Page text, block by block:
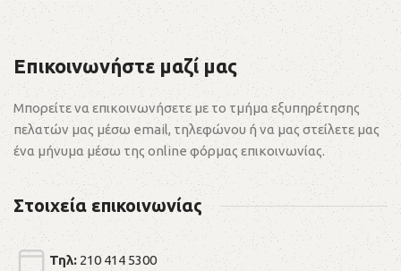
Επικοινωνήστε μαζί μας
Μπορείτε να επικοινωνήσετε με το τμήμα εξυπηρέτησης
πελατών μας μέσω email, τηλεφώνου ή να μας στείλετε μας
ένα μήνυμα μέσω της online φόρμας επικοινωνίας.
Στοιχεία επικοινωνίας
Τηλ: 210 414 5300